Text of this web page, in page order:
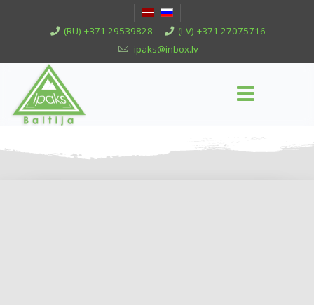
(RU) +371 29539828
(LV) +371 27075716
ipaks@inbox.lv